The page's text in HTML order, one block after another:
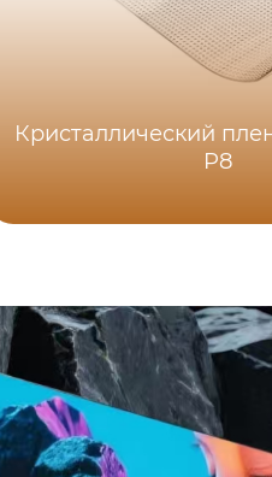
Кристаллический
P8